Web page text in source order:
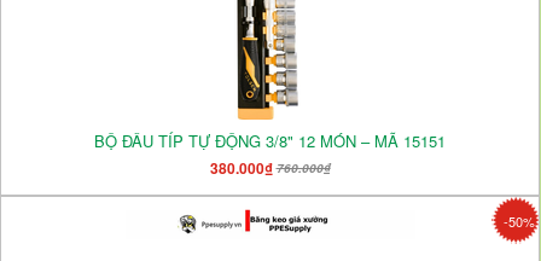
BỘ ĐẦU TÍP TỰ ĐỘNG 3/8" 12 MÓN – MÃ 15151
380.000₫760.000₫
-50%